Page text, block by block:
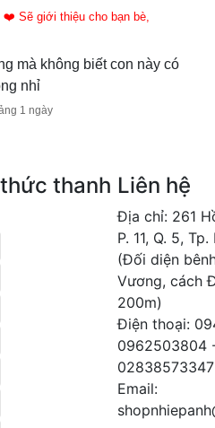
❤️ Sẽ giới thiệu cho bạn bè,
mà không biết con này có
nhỉ
1 ngày
thanh Liên hệ
Địa chỉ: 261
P. 11, Q. 5,
(Đối diện
Vương, cách
200m)
Điện thoại:
0962503804
02838573347
Email: